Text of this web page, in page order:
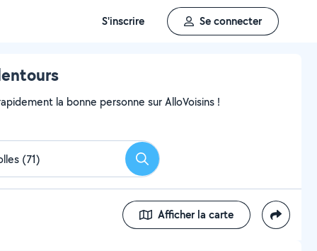
S'inscrire Se connecter
la bonne personne sur AlloVoisins !
Rechercher
Afficher la carte